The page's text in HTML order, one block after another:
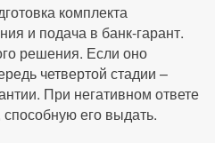
комплекта
и подача в банк-гарант.
решения. Если оно
четвертой стадии –
При негативном ответе
его выдать.